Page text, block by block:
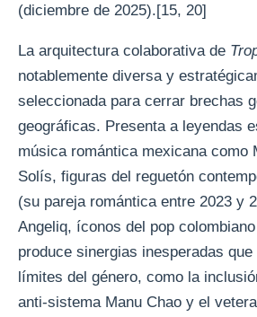
(diciembre de 2025).[15, 20]
La arquitectura colaborativa de
notablemente diversa y
seleccionada para cerrar brechas
geográficas. Presenta a leyendas
música romántica mexicana como
Solís, figuras del reguetón
(su pareja romántica entre 2023 y
Angeliq, íconos del pop
produce sinergias inesperadas
límites del género, como la
anti-sistema Manu Chao y el